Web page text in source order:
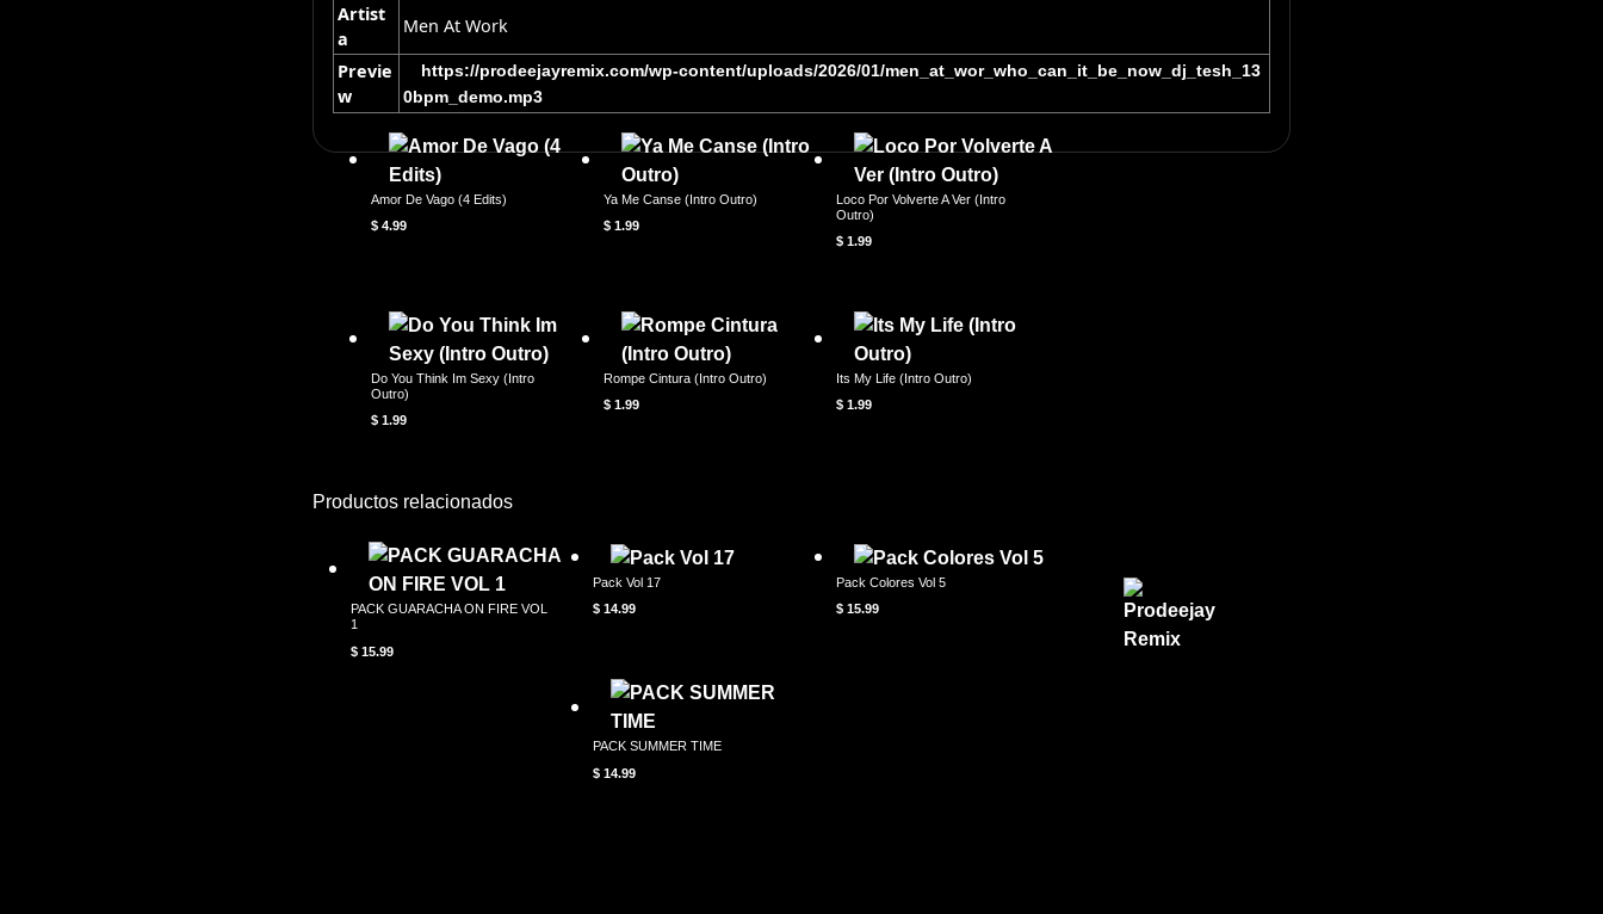
Artist
a
Men At Work
Previe
w
https://prodeejayremix.com/wp-content/uploads/2026/01/men_at_wor_who_can_it_be_now_dj_tesh_13
0bpm_demo.mp3
Amor De Vago (4 Edits)
$ 4.99
Ya Me Canse (Intro Outro)
$1.99
Loco Por Volverte A Ver (Intro
Outro)
$1.99
Do You Think Im Sexy (Intro
Outro)
$ 1.99
Rompe Cintura (Intro Outro)
$1.99
Its My Life (Intro Outro)
$1.99
Productos relacionados
PACK GUARACHA ON FIRE VOL
1
$15.99
Pack Vol 17
$ 14.99
Pack Colores Vol 5
$ 15.99
PACK SUMMER TIME
$ 14.99